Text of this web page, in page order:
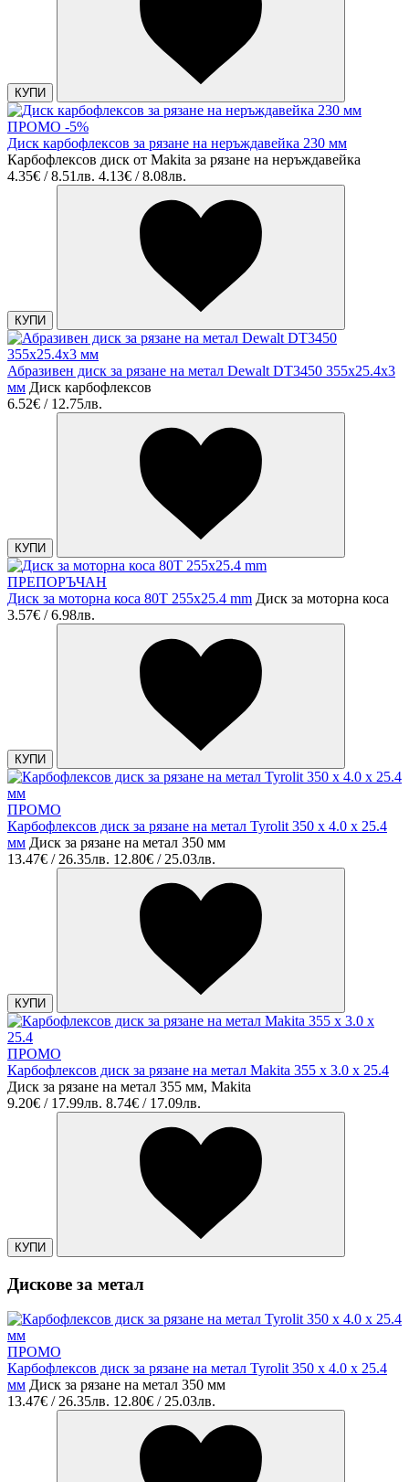
КУПИ
ПРОМО -5%
Диск карбофлексов за рязане на неръждавейка 230 мм
Карбофлексов диск от Makita за рязане на неръждавейка
4.35€ / 8.51лв. 4.13€ / 8.08лв.
КУПИ
Абразивен диск за рязане на метал Dewalt DT3450 355х25.4х3
мм Диск карбофлексов
6.52€ / 12.75лв.
КУПИ
ПРЕПОРЪЧАН
Диск за моторна коса 80T 255x25.4 mm Диск за моторна коса
3.57€ / 6.98лв.
КУПИ
ПРОМО
Карбофлексов диск за рязане на метал Tyrolit 350 х 4.0 х 25.4
мм Диск за рязане на метал 350 мм
13.47€ / 26.35лв. 12.80€ / 25.03лв.
КУПИ
ПРОМО
Карбофлексов диск за рязане на метал Makita 355 х 3.0 x 25.4
Диск за рязане на метал 355 мм, Makita
9.20€ / 17.99лв. 8.74€ / 17.09лв.
КУПИ
Дискове за метал
ПРОМО
Карбофлексов диск за рязане на метал Tyrolit 350 х 4.0 х 25.4
мм Диск за рязане на метал 350 мм
13.47€ / 26.35лв. 12.80€ / 25.03лв.